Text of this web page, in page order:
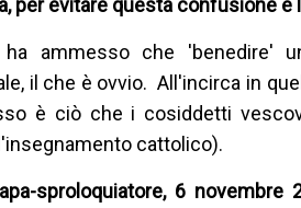
ammesso che 'benedire'
il che è ovvio. All'incirca in
è ciò che i cosiddetti
cattolico).
sproloquiatore, 6 novembre